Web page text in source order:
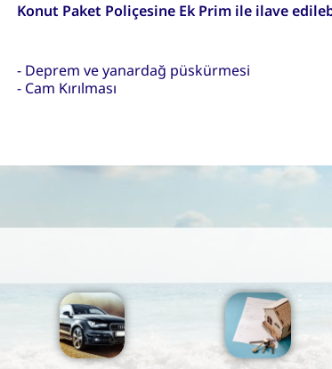
Konut Paket Poliçesine Ek Prim ile ilave
- Deprem ve yanardağ püskürmesi
- Cam Kırılması